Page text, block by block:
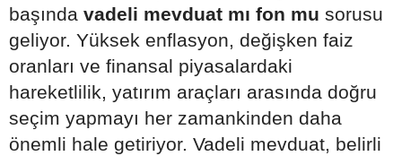
başında vadeli mevduat mı fon mu sorusu
geliyor. Yüksek enflasyon, değişken faiz
oranları ve finansal piyasalardaki
hareketlilik, yatırım araçları arasında doğru
seçim yapmayı her zamankinden daha
önemli hale getiriyor. Vadeli mevduat, belirli